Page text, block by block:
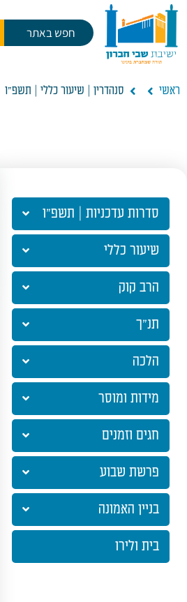
ראשי סנהדרין | שיעור כללי | תשפ"ו
סדרות עדכניות | תשפ"ו
שיעור כללי
הרב קוק
תנ"ך
הלכה
מידות ומוסר
חגים וזמנים
פרשת שבוע
בניין האמונה
בית ולירו